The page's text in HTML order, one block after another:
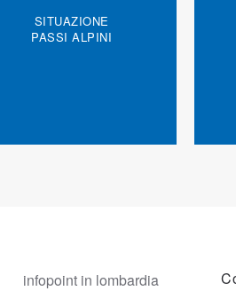
SITUAZIONE
PASSI ALPINI